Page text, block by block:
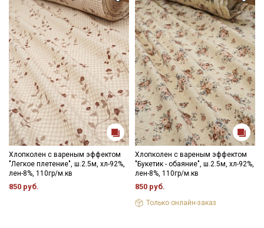
Хлопколен с вареным эффектом
"Легкое плетение", ш.2.5м, хл-92%,
лен-8%, 110гр/м.кв
850 руб.
Хлопколен с вареным эффектом
"Букетик - обаяние", ш.2.5м, хл-92%,
лен-8%, 110гр/м.кв
850 руб.
Только онлайн-заказ